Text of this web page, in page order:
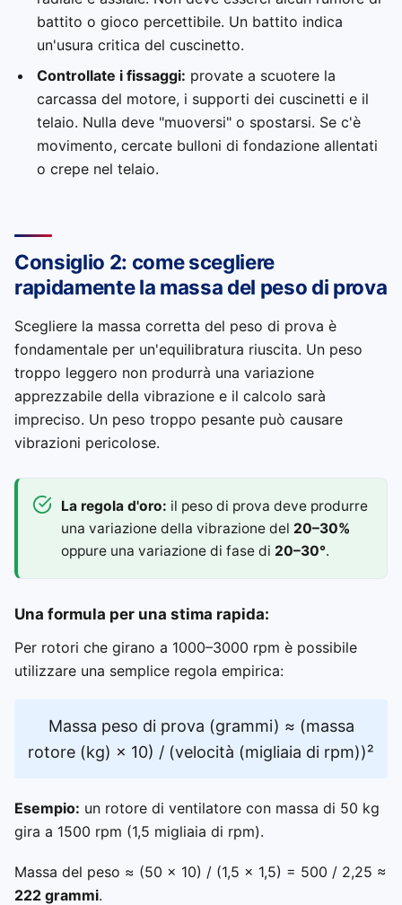
battito o gioco percettibile. Un battito indica
un'usura critica del cuscinetto.
Controllate i fissaggi: provate a scuotere la
carcassa del motore, i supporti dei cuscinetti e il
telaio. Nulla deve "muoversi" o spostarsi. Se c'è
movimento, cercate bulloni di fondazione allentati
o crepe nel telaio.
Consiglio 2: come scegliere
rapidamente la massa del peso di prova
Scegliere la massa corretta del peso di prova è
fondamentale per un'equilibratura riuscita. Un peso
troppo leggero non produrrà una variazione
apprezzabile della vibrazione e il calcolo sarà
impreciso. Un peso troppo pesante può causare
vibrazioni pericolose.
La regola d'oro: il peso di prova deve produrre
una variazione della vibrazione del 20–30%
oppure una variazione di fase di 20–30°.
Una formula per una stima rapida:
Per rotori che girano a 1000–3000 rpm è possibile
utilizzare una semplice regola empirica:
Massa peso di prova (grammi) ≈ (massa
rotore (kg) × 10) / (velocità (migliaia di rpm))²
Esempio: un rotore di ventilatore con massa di 50 kg
gira a 1500 rpm (1,5 migliaia di rpm).
Massa del peso ≈ (50 × 10) / (1,5 × 1,5) = 500 / 2,25 ≈
222 grammi.